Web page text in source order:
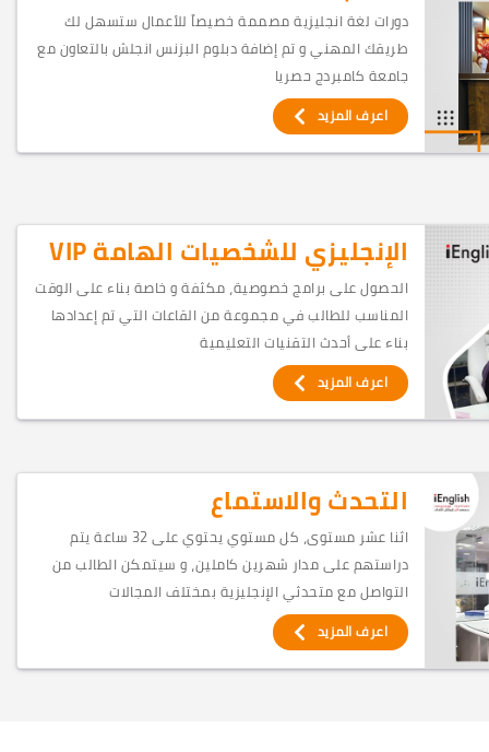
دورات لغة انجليزية مصممة خصيصاً للأعمال ستسهل لك
طريقك المهني و تم إضافة دبلوم البزنس انجلش بالتعاون مع
جامعة كامبردج حصريا
اعرف المزيد
الإنجليزي للشخصيات الهامة VIP
الحصول على برامج خصوصية، مكثفة و خاصة بناء على الوقت
المناسب للطالب في مجموعة من القاعات التي تم إعدادها
بناء على أحدث التقنيات التعليمية
اعرف المزيد
التحدث والاستماع
اثنا عشر مستوى، كل مستوي يحتوي على 32 ساعة يتم
دراستهم على مدار شهرين كاملين، و سيتمكن الطالب من
التواصل مع متحدثي الإنجليزية بمختلف المجالات
اعرف المزيد